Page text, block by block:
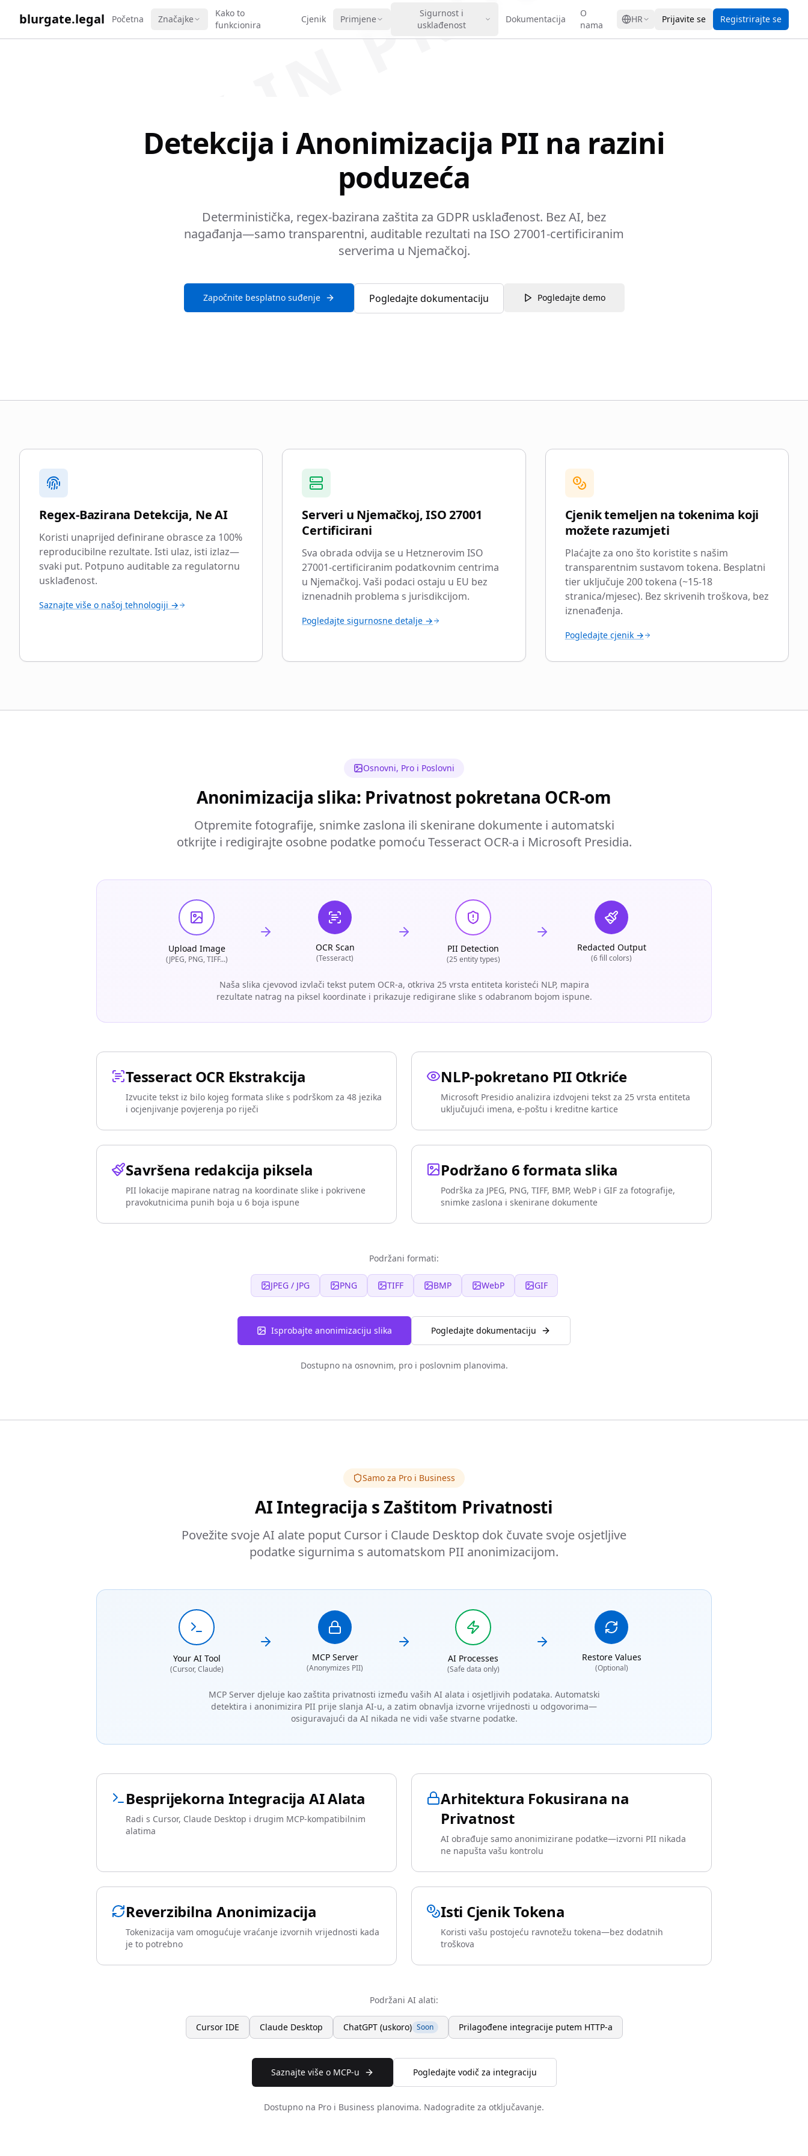
blurgate.legal Početna Značajke
Kako to
funkcionira
Cjenik Primjene
Sigurnost i
usklađenost
Dokumentacija
O
nama
HR Prijavite se Registrirajte se
Detekcija i Anonimizacija PII na razini
poduzeća
Deterministička, regex-bazirana zaštita za GDPR usklađenost. Bez AI, bez
nagađanja—samo transparentni, auditable rezultati na ISO 27001-certificiranim
serverima u Njemačkoj.
Započnite besplatno suđenje Pogledajte dokumentaciju Pogledajte demo
Zašto odabrati blurgate.legal
Regex-Bazirana Detekcija, Ne AI
Koristi unaprijed definirane obrasce za 100%
reproducibilne rezultate. Isti ulaz, isti izlaz—
svaki put. Potpuno auditable za regulatornu
usklađenost.
Saznajte više o našoj tehnologiji →
Serveri u Njemačkoj, ISO 27001
Certificirani
Sva obrada odvija se u Hetznerovim ISO
27001-certificiranim podatkovnim centrima
u Njemačkoj. Vaši podaci ostaju u EU bez
iznenadnih problema s jurisdikcijom.
Pogledajte sigurnosne detalje →
Cjenik temeljen na tokenima koji
možete razumjeti
Plaćajte za ono što koristite s našim
transparentnim sustavom tokena. Besplatni
tier uključuje 200 tokena (~15-18
stranica/mjesec). Bez skrivenih troškova, bez
iznenađenja.
Pogledajte cjenik →
Osnovni, Pro i Poslovni
Anonimizacija slika: Privatnost pokretana OCR-om
Otpremite fotografije, snimke zaslona ili skenirane dokumente i automatski
otkrijte i redigirajte osobne podatke pomoću Tesseract OCR-a i Microsoft Presidia.
Upload Image
(JPEG, PNG, TIFF...)
OCR Scan
(Tesseract)
PII Detection
(25 entity types)
Redacted Output
(6 fill colors)
Naša slika cjevovod izvlači tekst putem OCR-a, otkriva 25 vrsta entiteta koristeći NLP, mapira
rezultate natrag na piksel koordinate i prikazuje redigirane slike s odabranom bojom ispune.
Tesseract OCR Ekstrakcija
Izvucite tekst iz bilo kojeg formata slike s podrškom za 48 jezika
i ocjenjivanje povjerenja po riječi
NLP-pokretano PII Otkriće
Microsoft Presidio analizira izdvojeni tekst za 25 vrsta entiteta
uključujući imena, e-poštu i kreditne kartice
Savršena redakcija piksela
PII lokacije mapirane natrag na koordinate slike i pokrivene
pravokutnicima punih boja u 6 boja ispune
Podržano 6 formata slika
Podrška za JPEG, PNG, TIFF, BMP, WebP i GIF za fotografije,
snimke zaslona i skenirane dokumente
Podržani formati:
JPEG / JPG PNG TIFF BMP WebP GIF
Isprobajte anonimizaciju slika Pogledajte dokumentaciju
Dostupno na osnovnim, pro i poslovnim planovima.
Samo za Pro i Business
AI Integracija s Zaštitom Privatnosti
Povežite svoje AI alate poput Cursor i Claude Desktop dok čuvate svoje osjetljive
podatke sigurnima s automatskom PII anonimizacijom.
Your AI Tool
(Cursor, Claude)
MCP Server
(Anonymizes PII)
AI Processes
(Safe data only)
Restore Values
(Optional)
MCP Server djeluje kao zaštita privatnosti između vaših AI alata i osjetljivih podataka. Automatski
detektira i anonimizira PII prije slanja AI-u, a zatim obnavlja izvorne vrijednosti u odgovorima—
osiguravajući da AI nikada ne vidi vaše stvarne podatke.
Besprijekorna Integracija AI Alata
Radi s Cursor, Claude Desktop i drugim MCP-kompatibilnim
alatima
Arhitektura Fokusirana na
Privatnost
AI obrađuje samo anonimizirane podatke—izvorni PII nikada
ne napušta vašu kontrolu
Reverzibilna Anonimizacija
Tokenizacija vam omogućuje vraćanje izvornih vrijednosti kada
je to potrebno
Isti Cjenik Tokena
Koristi vašu postojeću ravnotežu tokena—bez dodatnih
troškova
Podržani AI alati:
Cursor IDE Claude Desktop ChatGPT (uskoro) Soon Prilagođene integracije putem HTTP-a
Saznajte više o MCP-u Pogledajte vodič za integraciju
Dostupno na Pro i Business planovima. Nadogradite za otključavanje.